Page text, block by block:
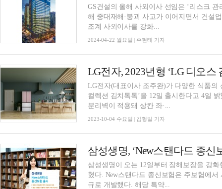
GS건설의 올해 사외이사 선임은 ‘리스크 관
해 중대재해·붕괴 사고가 이어지면서 건설
조계 사외이사를 강화...
2024-04-22 월요일 | 주현태 기자
LG전자, 2023년형 ‘LG 디오
LG전자(대표이사 조주완)가 다양한 식품의
컬렉션 김치톡톡’을 12일 출시한다고 4일 밝혔다. 신제품은 상칸을 좌우로 분리
분리벽이 적용돼 상칸 좌·...
2023-10-04 수요일 | 김형일 기자
삼성생명, ‘New스탠다드 종신
삼성생명이 오는 12일부터 장해보장을 강
혔다. New스탠다드 종신보험은 주보험에서 사망을 보장하며 장해 50% 보험료 환급특약을 신
규로 개발했다. 해당 특약...